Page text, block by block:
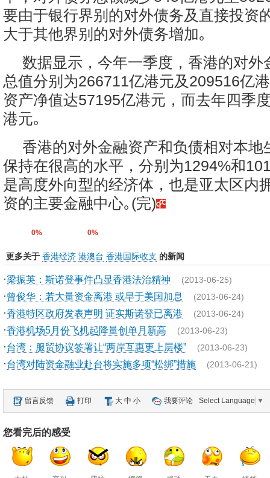
要由于银行界别的对外债务及直接投资
大于其他界别的对外债务增加｡
数据显示，今年一季度，香港的对外
总值分别为266711亿港元及209516亿
资产净值达57195亿港元，而去年四季
港元｡
香港的对外金融资产和负债相对本地
保持在很高的水平，分别为1294%和
是高度外向型的经济体，也是亚太区内
资的主要金融中心｡(完)
0% 0%
更多关于 香港经济 港澳台 香港国际收支 的新闻
·梁振英：斯诺登事件凸显香港法治精神 (2013-06-25)
·曾俊华：若大量资金离港 或早于美国加息 (2013-06-24)
·香港特区政府发表声明 证实斯诺登已离港 (2013-06-24)
·香港机场5月份飞机起降量创单月新高 (2013-06-23)
·台湾：服贸协议签署让“两岸互惠更上层楼” (2013-06-23)
·台湾对陆资金融业赴台将实施多项“松绑”措施 (2013-06-21)
留言反馈 打印 大 中 小 我要评论 Select Language ▼
您看完后的感受